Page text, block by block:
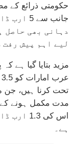
حکومتی ذرائع کے
جانب
دہانی بھی حاصل
لیے اہم پیش رفت
مزید بتایا گیا ہے
تحت کرنا ہیں، جن
مدت مکمل ہونے کے
اس کی
ہے۔